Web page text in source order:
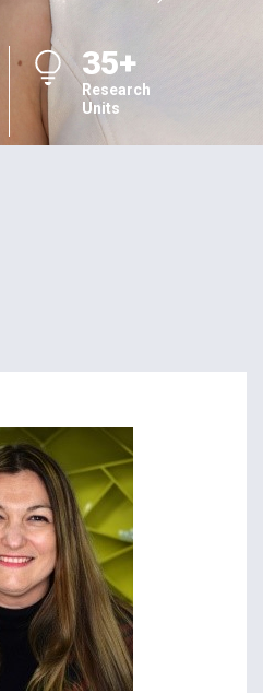
35+
Research
Units